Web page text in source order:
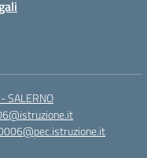
SALERNO